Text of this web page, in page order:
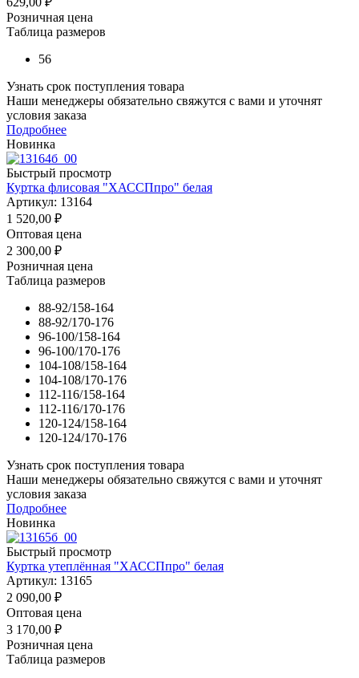
Розничная цена
Таблица размеров
56
Узнать срок поступления товара
Наши менеджеры обязательно свяжутся с вами и уточнят
условия заказа
Подробнее
Новинка
Быстрый просмотр
Куртка флисовая "ХАССПпро" белая
Артикул: 13164
1 520,00 ₽
Оптовая цена
2 300,00 ₽
Розничная цена
Таблица размеров
88-92/158-164
88-92/170-176
96-100/158-164
96-100/170-176
104-108/158-164
104-108/170-176
112-116/158-164
112-116/170-176
120-124/158-164
120-124/170-176
Узнать срок поступления товара
Наши менеджеры обязательно свяжутся с вами и уточнят
условия заказа
Подробнее
Новинка
Быстрый просмотр
Куртка утеплённая "ХАССПпро" белая
Артикул: 13165
2 090,00 ₽
Оптовая цена
3 170,00 ₽
Розничная цена
Таблица размеров